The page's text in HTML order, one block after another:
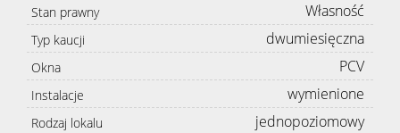
Stan prawny Własność
Typ kaucji dwumiesięczna
Okna PCV
Instalacje wymienione
Rodzaj lokalu jednopoziomowy